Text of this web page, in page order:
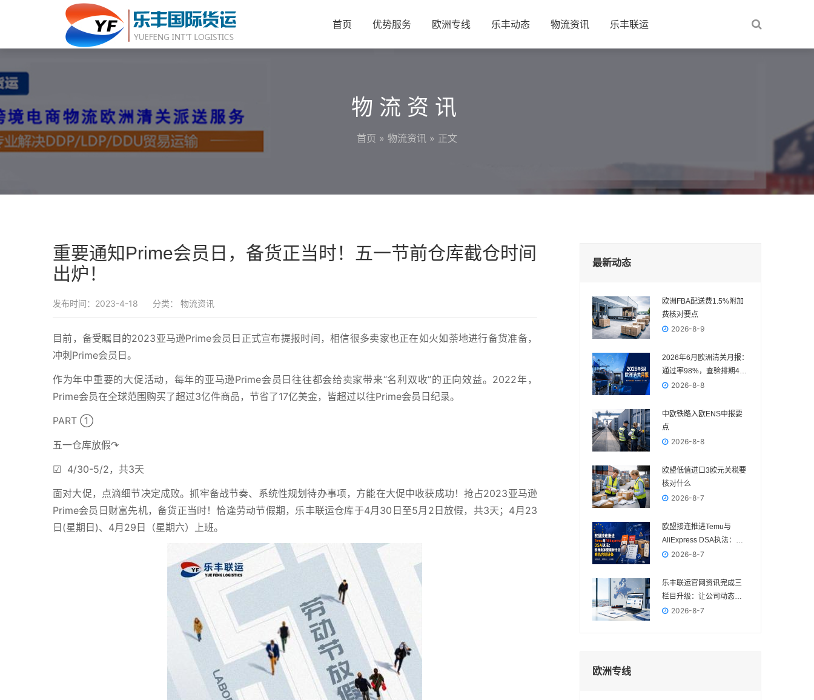
首页 优势服务 欧洲专线 乐丰动态 物流资讯 乐丰联运
物流资讯
首页 » 物流资讯 » 正文
重要通知Prime会员日，备货正当时！五一节前仓库截仓时间
出炉！
发布时间：2023-4-18 分类： 物流资讯
目前，备受瞩目的2023亚马逊Prime会员日正式宣布提报时间，相信很多卖家也正在如火如荼地进行备货准备，
冲刺Prime会员日。
作为年中重要的大促活动，每年的亚马逊Prime会员日往往都会给卖家带来“名利双收”的正向效益。2022年，
Prime会员在全球范围购买了超过3亿件商品，节省了17亿美金，皆超过以往Prime会员日纪录。
PART ➀
五一仓库放假↷
☑ 4/30-5/2，共3天
面对大促，点滴细节决定成败。抓牢备战节奏、系统性规划待办事项，方能在大促中收获成功！抢占2023亚马逊
Prime会员日财富先机，备货正当时！恰逢劳动节假期，乐丰联运仓库于4月30日至5月2日放假，共3天；4月23
日(星期日)、4月29日（星期六）上班。
最新动态
欧洲FBA配送费1.5%附加
费核对要点
2026-8-9
2026年6月欧洲清关月报：
通过率98%，查验排期4—
5个工作日
2026-8-8
中欧铁路入欧ENS申报要
点
2026-8-8
欧盟低值进口3欧元关税要
核对什么
2026-8-7
欧盟接连推进Temu与
AliExpress DSA执法：欧
洲卖家要重新检查商品合
2026-8-7
乐丰联运官网资讯完成三
栏目升级：让公司动态、
电商政策与物流变化各归
2026-8-7
欧洲专线